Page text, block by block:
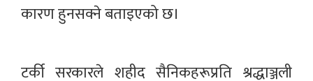
कारण हुनसक्ने बताइएको छ।
टर्की सरकारले शहीद सैनिकहरूप्रति श्रद्धाञ्जली